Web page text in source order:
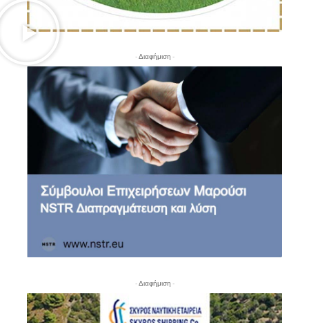
- Διαφήμιση -
- Διαφήμιση -